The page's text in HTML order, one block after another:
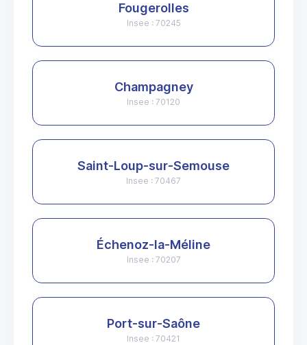
Fougerolles
Insee : 70245
Champagney
Insee : 70120
Saint-Loup-sur-Semouse
Insee : 70467
Échenoz-la-Méline
Insee : 70207
Port-sur-Saône
Insee : 70421